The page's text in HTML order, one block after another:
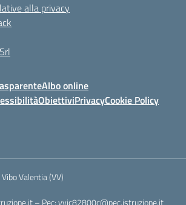
alla privacy
Albo online
ObiettiviPrivacyCookie Policy
Valentia (VV)
– Pec: vvic82800c@pec.istruzione.it